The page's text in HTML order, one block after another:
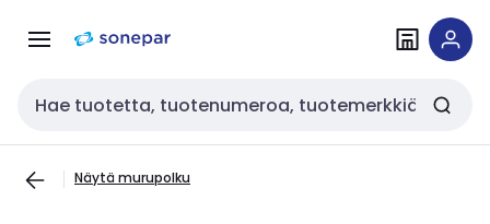
navigointiinsisältöön
Haku
Näytä murupolku